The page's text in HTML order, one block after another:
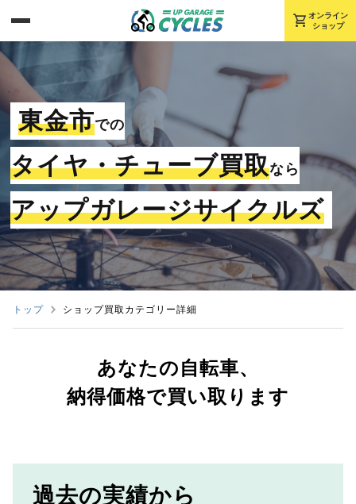
shopping_cart オンライン
ショップ
東金市での
タイヤ・チューブ買取なら
アップガレージサイクルズ
トップ ショップ買取カテゴリー詳細
あなたの自転車、
納得価格で買い取ります
過去の実績から